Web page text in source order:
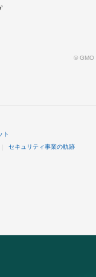
© GMO
ト
セキュリティ事業の軌跡